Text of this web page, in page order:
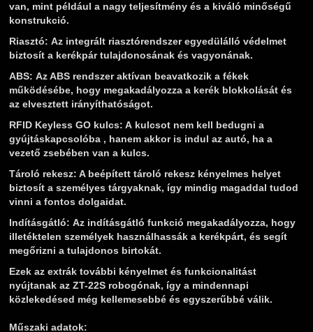
van, mint például a nagy teljesítmény és a kiváló minőségű
konstrukció.
Riasztó: Az integrált riasztórendszer egyedülálló védelmet
biztosít a kerékpár tulajdonosának és vagyonának.
ABS: Az ABS rendszer aktívan beavatkozik a fékek
működésébe, hogy megakadályozza a kerék blokkolását és
az elvesztett irányíthatóságot.
RFID Keyless GO kulcs: A kulcsot nem kell bedugni a
gyújtáskapcsolóba , hanem akkor is indul az autó, ha a
vezető zsebében van a kulcs.
Tároló rekesz: A beépített tároló rekesz kényelmes helyet
biztosít a személyes tárgyaknak, így mindig magaddal tudod
vinni a fontos dolgaidat.
Indításgátló: Az indításgátló funkció megakadályozza, hogy
illetéktelen személyek használhassák a kerékpárt, és segít
megőrizni a tulajdonos birtokát.
Ezek az extrák további kényelmet és funkcionalitást
nyújtanak az ZT-22S robogónak, így a mindennapi
közlekedésed még kellemesebbé és egyszerűbbé válik.
Műszaki adatok: